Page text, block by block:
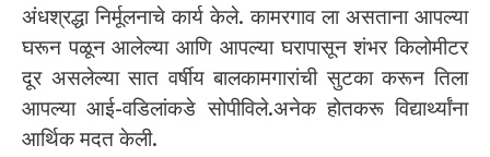
अंधश्रद्धा निर्मूलनाचे कार्य केले. कामरगाव ला असताना आपल्या
घरून पळून आलेल्या आणि आपल्या घरापासून शंभर किलोमीटर
दूर असलेल्या सात वर्षीय बालकामगारांची सुटका करून तिला
आपल्या आई-वडिलांकडे सोपीविले.अनेक होतकरू विद्यार्थ्यांना
आर्थिक मदत केली.